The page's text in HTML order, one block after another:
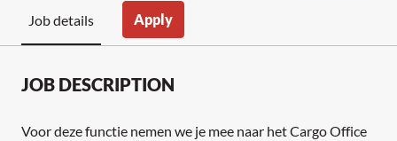
Job details Apply
JOB DESCRIPTION
Voor deze functie nemen we je mee naar het Cargo Office